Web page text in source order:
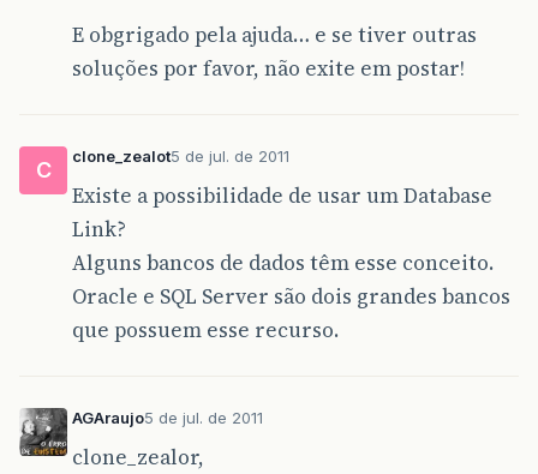
E obgrigado pela ajuda… e se tiver outras
soluções por favor, não exite em postar!
C
clone_zealot5 de jul. de 2011
Existe a possibilidade de usar um Database
Link?
Alguns bancos de dados têm esse conceito.
Oracle e SQL Server são dois grandes bancos
que possuem esse recurso.
AGAraujo5 de jul. de 2011
clone_zealor,